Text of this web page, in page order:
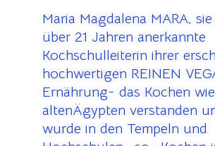
Maria Magdalena MARA,
über 21 Jahren anerkannte
Kochschulleiterin ihrer
hochwertigen REINEN
Ernährung- das Kochen
altenÄgypten verstanden
wurde in den Tempeln und